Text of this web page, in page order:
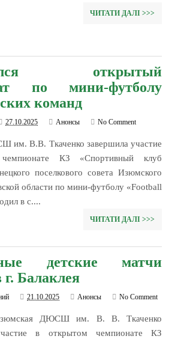
ЧИТАТИ ДАЛІ >>>
открытый
по мини-футболу
команд
27.10.2025 Анонсы No Comment
им. В.В. Ткаченко завершила участие
КЗ «Спортивный клуб
поселкового совета Изюмского
области по мини-футболу «Football
в с....
ЧИТАТИ ДАЛІ >>>
детские матчи
Балаклея
21.10.2025 Анонсы No Comment
ДЮСШ им. В. В. Ткаченко
в открытом чемпионате КЗ